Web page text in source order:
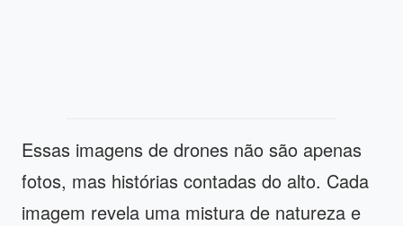
Essas imagens de drones não são apenas
fotos, mas histórias contadas do alto. Cada
imagem revela uma mistura de natureza e